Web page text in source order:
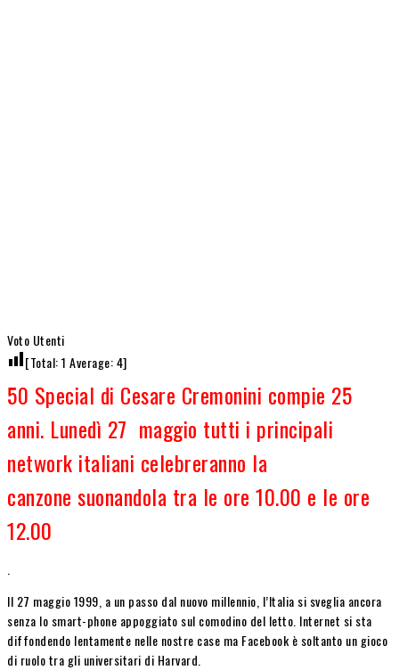
Voto Utenti
[Total:1 Average:4]
50 Special di Cesare Cremonini compie 25
anni. Lunedì 27 maggio tutti i principali
network italiani celebreranno la
canzone suonandola tra le ore 10.00 e le ore
12.00
Il 27 maggio 1999, a un passo dal nuovo millennio, l’Italia si sveglia ancora
senza lo smart-phone appoggiato sul comodino del letto. Internet si sta
diffondendo lentamente nelle nostre case ma Facebook è soltanto un gioco
di ruolo tra gli universitari di Harvard.